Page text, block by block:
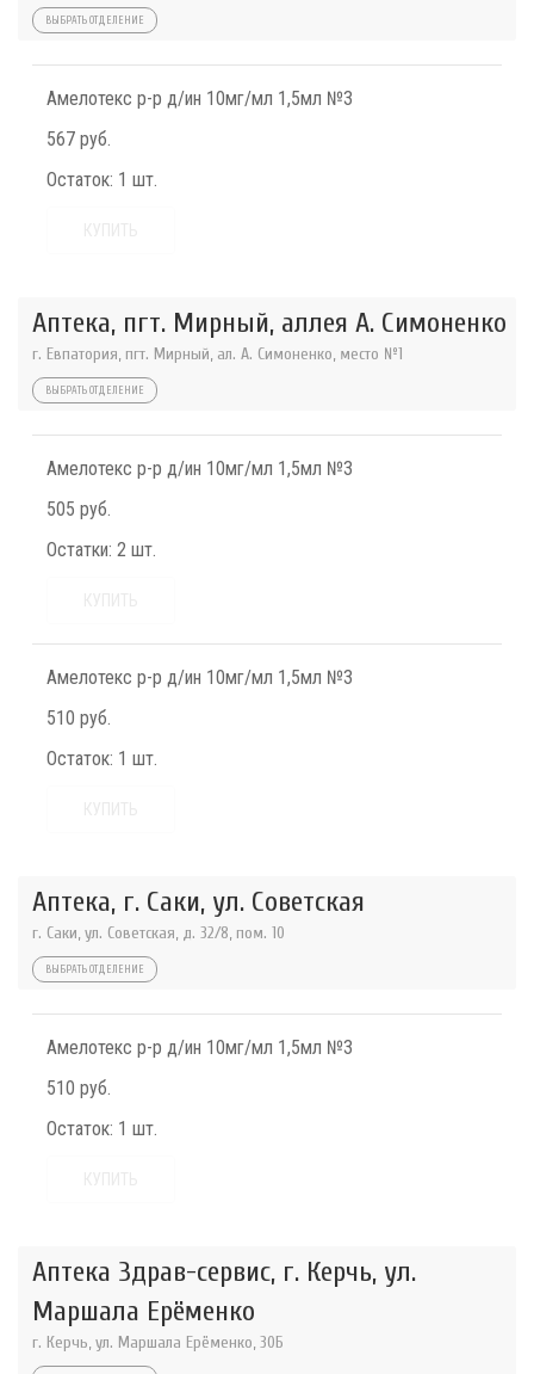
ВЫБРАТЬ ОТДЕЛЕНИЕ
Амелотекс р-р д/ин 10мг/мл 1,5мл №3
567 руб.
Остаток: 1 шт.
Аптека, пгт. Мирный, аллея А. Симоненко
г. Евпатория, пгт. Мирный, ал. А. Симоненко, место №1
ВЫБРАТЬ ОТДЕЛЕНИЕ
Амелотекс р-р д/ин 10мг/мл 1,5мл №3
505 руб.
Остатки: 2 шт.
Амелотекс р-р д/ин 10мг/мл 1,5мл №3
510 руб.
Остаток: 1 шт.
Аптека, г. Саки, ул. Советская
г. Саки, ул. Советская, д. 32/8, пом. 10
ВЫБРАТЬ ОТДЕЛЕНИЕ
Амелотекс р-р д/ин 10мг/мл 1,5мл №3
510 руб.
Остаток: 1 шт.
Аптека Здрав-сервис, г. Керчь, ул.
Маршала Ерёменко
г. Керчь, ул. Маршала Ерёменко, 30Б